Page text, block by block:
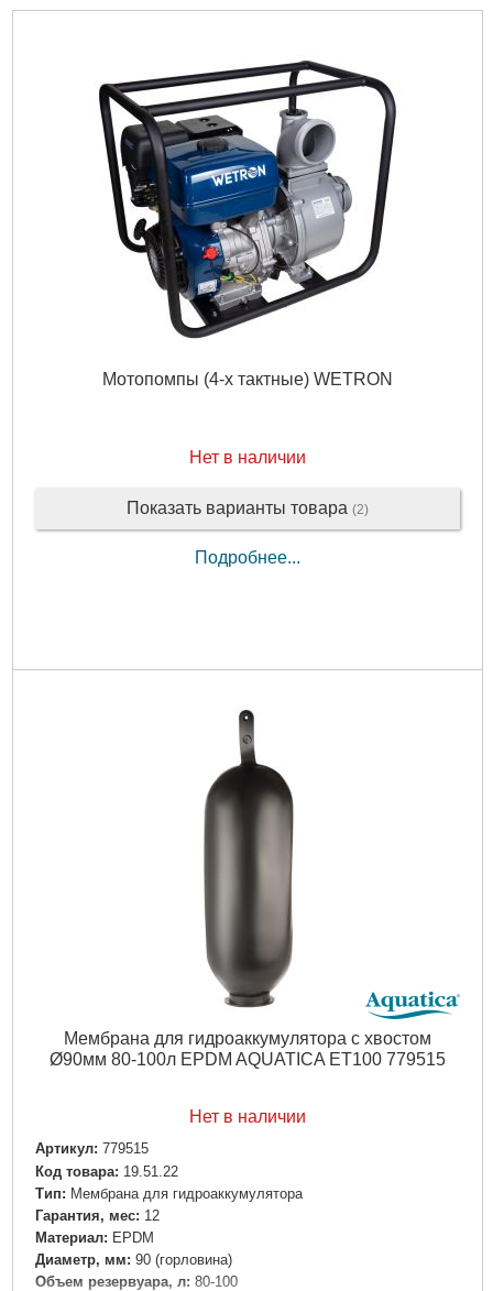
Мотопомпы (4-х тактные) WETRON
Нет в наличии
Показать варианты товара (2)
Подробнее...
Мембрана для гидроаккумулятора с хвостом
Ø90мм 80-100л EPDM AQUATICA ET100 779515
Нет в наличии
Артикул: 779515
Код товара: 19.51.22
Tип: Мембрана для гидроаккумулятора
Гарантия, мес: 12
Материал: EPDM
Диаметр, мм: 90 (горловина)
Объем резервуара, л: 80-100